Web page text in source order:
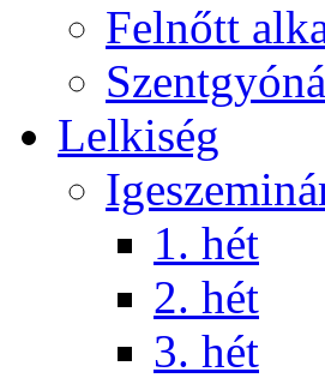
Felnőtt
Lelkiség
1. hét
2. hét
3. hét